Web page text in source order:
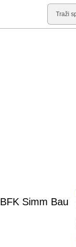
Pretraga
BFK Simm Bau